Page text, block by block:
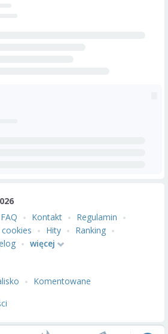
FAQ Kontakt
Regulamin
Hity
Ranking
więcej
Komentowane